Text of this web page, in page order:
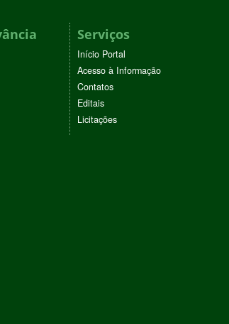
Serviços
Início Portal
Acesso à Informação
Contatos
Editais
Licitações